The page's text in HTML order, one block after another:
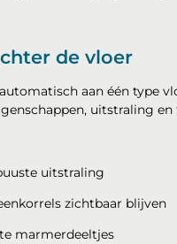
de vloer
aan één type
uitstraling en
uitstraling
zichtbaar blijven
marmerdeeltjes